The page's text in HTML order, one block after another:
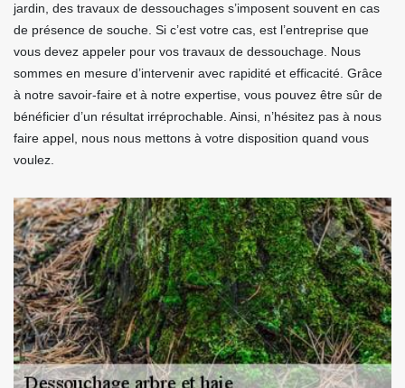
jardin, des travaux de dessouchages s’imposent souvent en cas
de présence de souche. Si c’est votre cas, est l’entreprise que
vous devez appeler pour vos travaux de dessouchage. Nous
sommes en mesure d’intervenir avec rapidité et efficacité. Grâce
à notre savoir-faire et à notre expertise, vous pouvez être sûr de
bénéficier d’un résultat irréprochable. Ainsi, n’hésitez pas à nous
faire appel, nous nous mettons à votre disposition quand vous
voulez.